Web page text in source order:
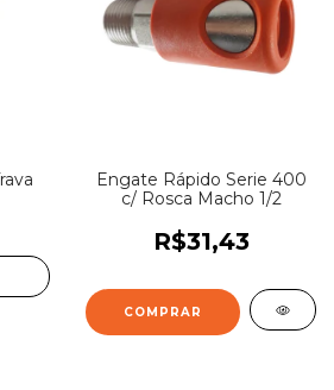
Engate Rápido Serie 400
c/ Rosca Macho 1/2
R$31,43